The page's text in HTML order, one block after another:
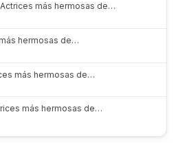
Actrices más hermosas de…
hermosas de…
más hermosas de…
más hermosas de…